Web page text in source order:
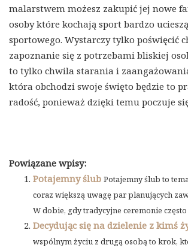
malarstwem możesz zakupić jej nowe
osoby które kochają sport bardzo
sportowego. Wystarczy tylko poświęcić
zapoznanie się z potrzebami bliskiej
to tylko chwila starania i
która obchodzi swoje święto będzie to
radość, ponieważ dzięki temu poczuje
Powiązane wpisy:
Potajemny ślub Potajemny ślub to
coraz większą uwagę par planujących
W dobie, gdy tradycyjne ceremonie często
Decydując się na dzielenie z kimś
wspólnym życiu z drugą osobą to krok,